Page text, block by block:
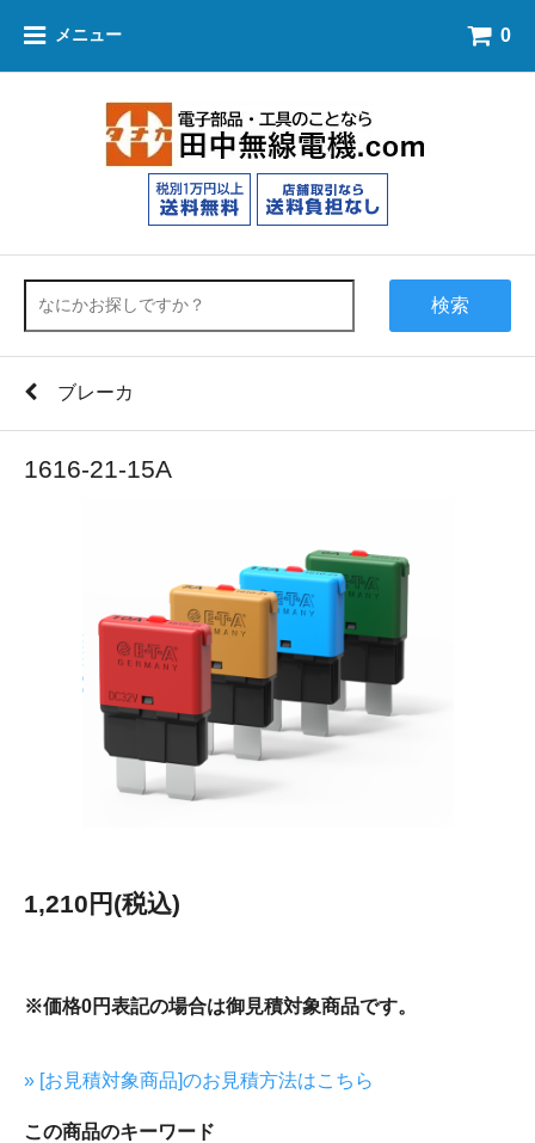
メニュー 0
検索
ブレーカ
1616-21-15A
1,210円(税込)
※価格0円表記の場合は御見積対象商品です。
» [お見積対象商品]のお見積方法はこちら
この商品のキーワード